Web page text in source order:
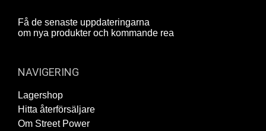
Få de senaste uppdateringarna
om nya produkter och kommande rea
NAVIGERING
Lagershop
Hitta återförsäljare
Om Street Power